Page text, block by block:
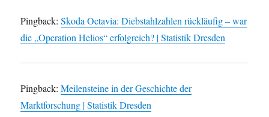
Pingback:Skoda Octavia: Diebstahlzahlen rückläufig – war
die „Operation Helios“ erfolgreich? | Statistik Dresden
Pingback:Meilensteine in der Geschichte der
Marktforschung | Statistik Dresden